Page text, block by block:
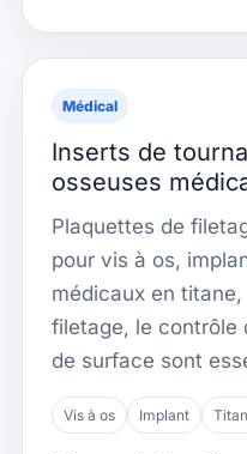
Médical
Inserts de
osseuses
Plaquettes de
pour vis à os,
médicaux en
filetage, le contrôle
de surface sont
Vis à os Implant